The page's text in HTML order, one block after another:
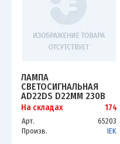
ЛАМПА
СВЕТОСИГНАЛЬНАЯ
AD22DS D22ММ 230В
AC СИН. IEK BLS10-
ADDS-230-K07
На складах 174
Арт.
65203
Произв.
IEK